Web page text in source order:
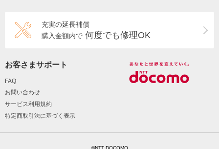
充実の延長補償
購入金額内で 何度でも修理OK
お客さまサポート
FAQ
お問い合わせ
サービス利用規約
特定商取引法に基づく表示
©NTT DOCOMO